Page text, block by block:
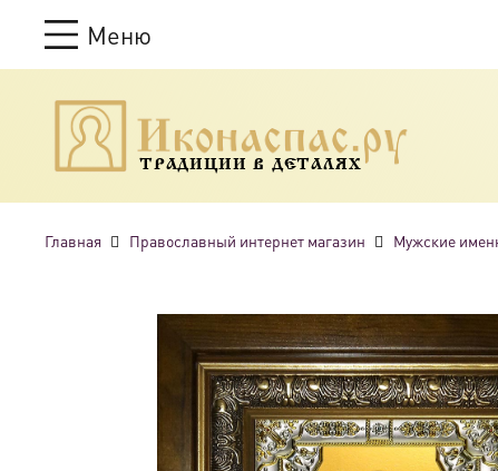
Меню
ТРАДИЦИИ В ДЕТАЛЯХ
Главная Православный интернет магазин Мужские